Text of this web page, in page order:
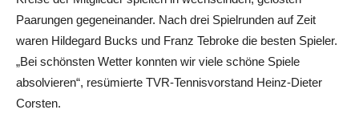
Paarungen gegeneinander. Nach drei Spielrunden auf Zeit
waren Hildegard Bucks und Franz Tebroke die besten Spieler.
„Bei schönsten Wetter konnten wir viele schöne Spiele
absolvieren“, resümierte TVR-Tennisvorstand Heinz-Dieter
Corsten.